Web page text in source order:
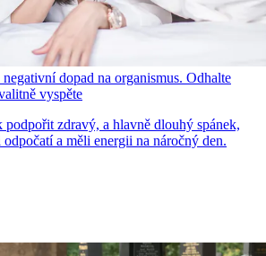
dopad na organismus. Odhalte
vyspěte
zdravý, a hlavně dlouhý spánek,
a měli energii na náročný den.